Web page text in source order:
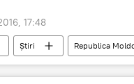
17:48
Știri Republica